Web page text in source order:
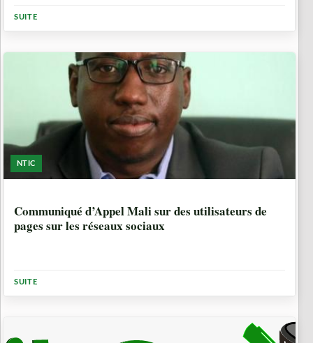
SUITE
NTIC
Communiqué d’Appel Mali sur des utilisateurs de
pages sur les réseaux sociaux
SUITE